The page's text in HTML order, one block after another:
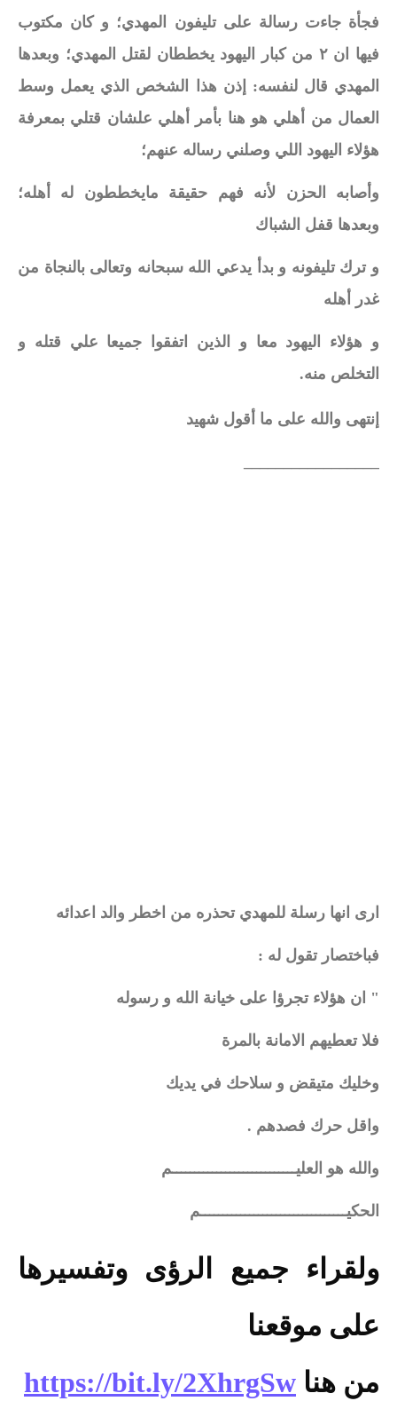
فجأة جاءت رسالة على تليفون المهدي؛ و كان مكتوب
فيها ان ٢ من كبار اليهود يخططان لقتل المهدي؛ وبعدها
المهدي قال لنفسه: إذن هذا الشخص الذي يعمل وسط
العمال من أهلي هو هنا بأمر أهلي علشان قتلي بمعرفة
هؤلاء اليهود اللي وصلني رساله عنهم؛
وأصابه الحزن لأنه فهم حقيقة مايخططون له أهله؛
وبعدها قفل الشباك
و ترك تليفونه و بدأ يدعي الله سبحانه وتعالى بالنجاة من
غدر أهله
و هؤلاء اليهود معا و الذين اتفقوا جميعا علي قتله و
التخلص منه.
إنتهى والله على ما أقول شهيد
ارى انها رسلة للمهدي تحذره من اخطر والد اعدائه
فباختصار تقول له :
" ان هؤلاء تجرؤا على خيانة الله و رسوله
فلا تعطيهم الامانة بالمرة
وخليك متيقض و سلاحك في يديك
واقل حرك فصدهم .
والله هو العليــــــــــــــــــــــــــــم
الحكيـــــــــــــــــــــــــــــــــم
على موقعنا
من هنا https://bit.ly/2XhrgSw